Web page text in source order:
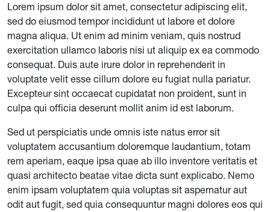
Lorem ipsum dolor sit amet, consectetur adipiscing elit,
sed do eiusmod tempor incididunt ut labore et dolore
magna aliqua. Ut enim ad minim veniam, quis nostrud
exercitation ullamco laboris nisi ut aliquip ex ea commodo
consequat. Duis aute irure dolor in reprehenderit in
voluptate velit esse cillum dolore eu fugiat nulla pariatur.
Excepteur sint occaecat cupidatat non proident, sunt in
culpa qui officia deserunt mollit anim id est laborum.
Sed ut perspiciatis unde omnis iste natus error sit
voluptatem accusantium doloremque laudantium, totam
rem aperiam, eaque ipsa quae ab illo inventore veritatis et
quasi architecto beatae vitae dicta sunt explicabo. Nemo
enim ipsam voluptatem quia voluptas sit aspernatur aut
odit aut fugit, sed quia consequuntur magni dolores eos qui